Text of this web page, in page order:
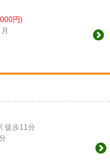
円)
徒歩11分